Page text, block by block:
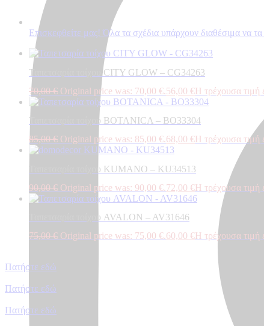
Επισκεφθείτε μας! Όλα τα σχέδια υπάρχουν διαθέσιμα να
Ταπετσαρία τοίχου CITY GLOW – CG34263
70,00€ Original price was: 70,00 €.56,00 €Η τρέχουσα τιμή
Ταπετσαρία τοίχου BOTANICA – BO33304
85,00€ Original price was: 85,00 €.68,00 €Η τρέχουσα τιμή
Ταπετσαρία τοίχου KUMANO – KU34513
90,00€ Original price was: 90,00 €.72,00 €Η τρέχουσα τιμή
Ταπετσαρία τοίχου AVALON – AV31646
75,00€ Original price was: 75,00 €.60,00 € Η τρέχουσα τιμή
Πατήστε εδώ
Πατήστε εδώ
Πατήστε εδώ